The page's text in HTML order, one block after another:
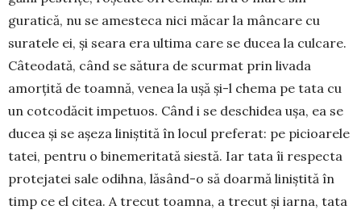
guratică, nu se amesteca nici măcar la mân­­care cu
suratele ei, și seara era ultima care se du­cea la culcare.
Câteodată, când se să­tura de scur­mat prin livada
amor­țită de toamnă, venea la ușă și-l chema pe tata cu
un cotcodăcit impetuos. Când i se deschidea ușa, ea se
ducea și se așeza liniș­tită în lo­cul preferat: pe picioarele
tatei, pentru o bine­me­ri­tată sies­tă. Iar tata îi res­pecta
prote­ja­tei sale odih­na, lăsând-o să doarmă liniștită în
timp ce el citea. A tre­cut toam­na, a trecut și iarna, tata